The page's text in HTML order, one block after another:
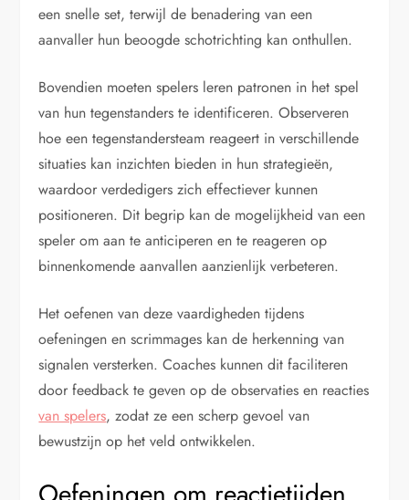
een snelle set, terwijl de benadering van een
aanvaller hun beoogde schotrichting kan onthullen.
Bovendien moeten spelers leren patronen in het spel
van hun tegenstanders te identificeren. Observeren
hoe een tegenstandersteam reageert in verschillende
situaties kan inzichten bieden in hun strategieën,
waardoor verdedigers zich effectiever kunnen
positioneren. Dit begrip kan de mogelijkheid van een
speler om aan te anticiperen en te reageren op
binnenkomende aanvallen aanzienlijk verbeteren.
Het oefenen van deze vaardigheden tijdens
oefeningen en scrimmages kan de herkenning van
signalen versterken. Coaches kunnen dit faciliteren
door feedback te geven op de observaties en reacties
van spelers, zodat ze een scherp gevoel van
bewustzijn op het veld ontwikkelen.